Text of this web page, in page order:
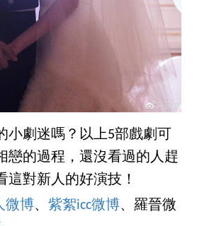
小劇迷嗎？以上5部戲劇可
戀的過程，還沒看過的人趕
這對新人的好演技！
微博、紫絮icc微博、羅晉微